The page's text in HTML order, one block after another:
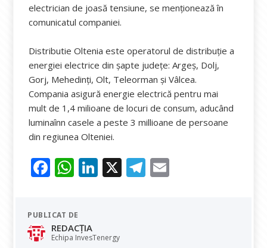
electrician de joasă tensiune, se menționează în
comunicatul companiei.
Distributie Oltenia este operatorul de distribuție a
energiei electrice din șapte județe: Argeș, Dolj,
Gorj, Mehedinți, Olt, Teleorman și Vâlcea.
Compania asigură energie electrică pentru mai
mult de 1,4 milioane de locuri de consum, aducând
luminaînn casele a peste 3 millioane de persoane
din regiunea Olteniei.
F
e
b
W
at
s
Li X T
PUBLICAT DE
REDACȚIA
Echipa InvesTenergy